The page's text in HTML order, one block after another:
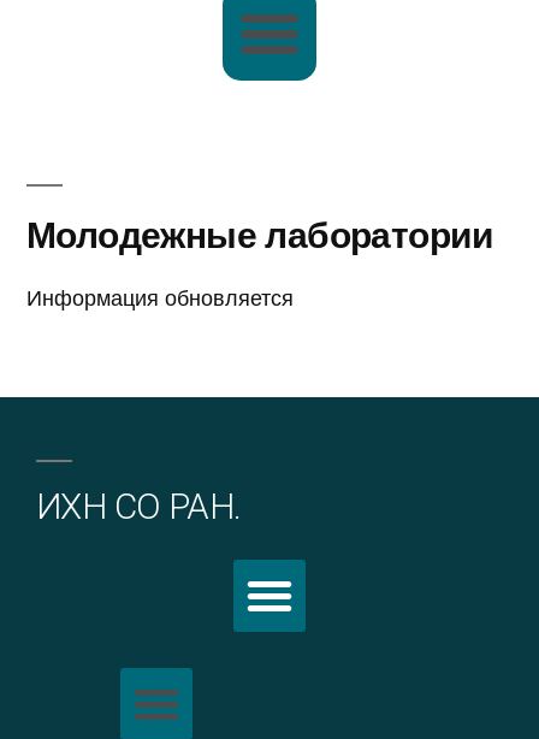
Молодежные лаборатории
Информация обновляется
ИХН СО РАН.